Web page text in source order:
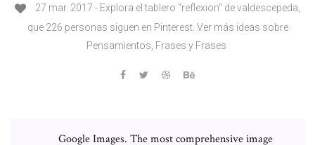
27 mar. 2017 - Explora el tablero "reflexion" de valdescepeda,
que 226 personas siguen en Pinterest. Ver más ideas sobre
Pensamientos, Frases y Frases
Google Images. The most comprehensive image